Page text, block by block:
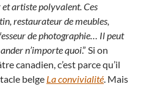
et artiste polyvalent. Ces
restaurateur de meubles,
de photographie… Il peut
n’importe quoi.” Si on
canadien, c’est parce qu’il
belge La convivialité. Mais